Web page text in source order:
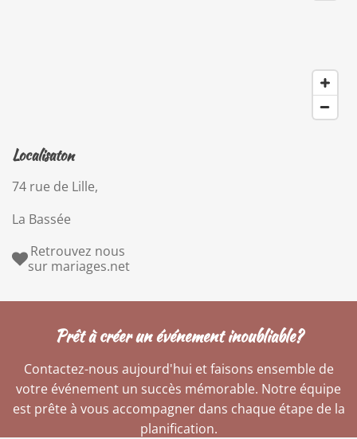
Localisaton
74 rue de Lille,
La Bassée
Retrouvez nous
sur mariages.net
Prêt à créer un événement inoubliable?
Contactez-nous aujourd'hui et faisons ensemble de
votre événement un succès mémorable. Notre équipe
est prête à vous accompagner dans chaque étape de la
planification.